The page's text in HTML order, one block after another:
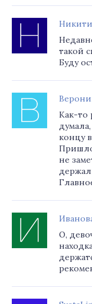
такой
Буду
Как-то
концу
не
О,